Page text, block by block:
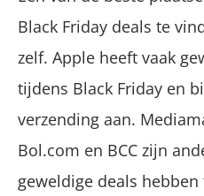
Black Friday deals te
zelf. Apple heeft vaak
tijdens Black Friday en
verzending aan.
Bol.com en BCC zijn
geweldige deals